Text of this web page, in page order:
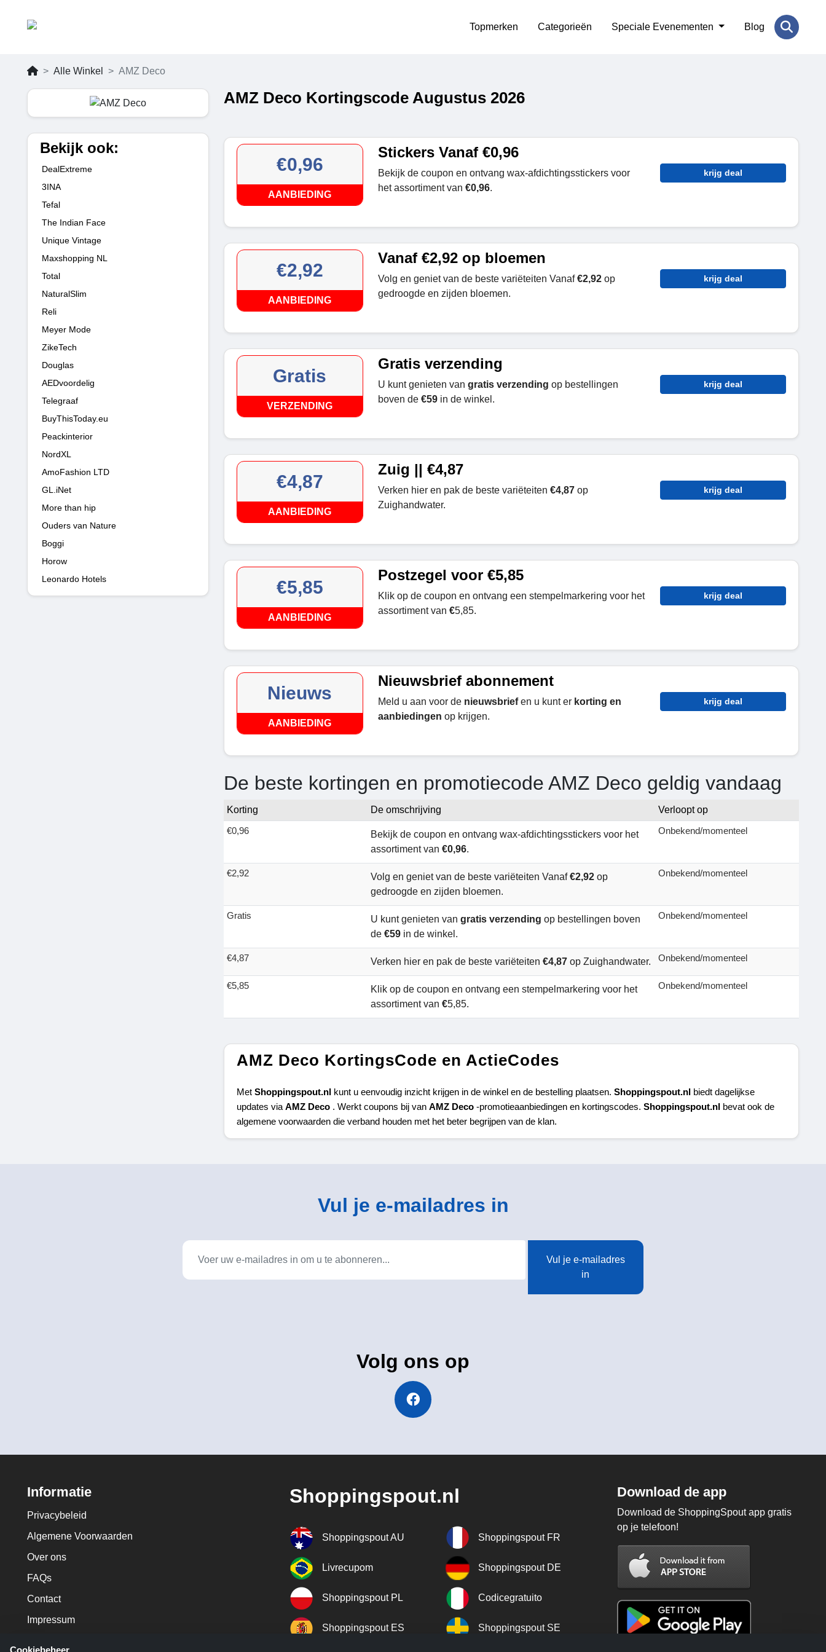
Topmerken Categorieën Speciale Evenementen Blog
Alle Winkel AMZ Deco
Bekijk ook:
DealExtreme
3INA
Tefal
The Indian Face
Unique Vintage
Maxshopping NL
Total
NaturalSlim
Reli
Meyer Mode
ZikeTech
Douglas
AEDvoordelig
Telegraaf
BuyThisToday.eu
Peackinterior
NordXL
AmoFashion LTD
GL.iNet
More than hip
Ouders van Nature
Boggi
Horow
Leonardo Hotels
AMZ Deco Kortingscode Augustus 2026
€0,96
AANBIEDING
Stickers Vanaf €0,96
Bekijk de coupon en ontvang wax-afdichtingsstickers voor
het assortiment van €0,96.
krijg deal
€2,92
AANBIEDING
Vanaf €2,92 op bloemen
Volg en geniet van de beste variëteiten Vanaf€2,92op
gedroogde en zijden bloemen.
krijg deal
Gratis
VERZENDING
Gratis verzending
U kunt genieten van gratis verzending op bestellingen
boven de €59in de winkel.
krijg deal
€4,87
AANBIEDING
Zuig || €4,87
Verken hier en pak de beste variëteiten €4,87op
Zuighandwater.
krijg deal
€5,85
AANBIEDING
Postzegel voor €5,85
Klik op de coupon en ontvang een stempelmarkering voor het
assortiment van €5,85.
krijg deal
Nieuws
AANBIEDING
Nieuwsbrief abonnement
Meld u aan voor de nieuwsbriefen u kunt er korting en
aanbiedingen op krijgen.
krijg deal
De beste kortingen en promotiecode AMZ Deco geldig vandaag
Korting De omschrijving
Verloopt op
€0,96
Bekijk de coupon en ontvang wax-afdichtingsstickers voor het
assortiment van €0,96.
Onbekend/momenteel
€2,92 Volg en geniet van de beste variëteiten Vanaf€2,92 op
gedroogde en zijden bloemen.
Onbekend/momenteel
Gratis U kunt genieten van gratis verzending op bestellingen boven
de €59 in de winkel.
Onbekend/momenteel
€4,87 Verken hier en pak de beste variëteiten €4,87 op Zuighandwater. Onbekend/momenteel
€5,85
Klik op de coupon en ontvang een stempelmarkering voor het
assortiment van €5,85.
Onbekend/momenteel
AMZ Deco KortingsCode en ActieCodes
Met Shoppingspout.nl kunt u eenvoudig inzicht krijgen in de winkel en de bestelling plaatsen. Shoppingspout.nl
biedt dagelijkse
updates via AMZ Deco . Werkt coupons bij van AMZ Deco -promotieaanbiedingen en kortingscodes. Shoppingspout.nl
bevat ook de
algemene voorwaarden die verband houden met het beter begrijpen van de klan.
Vul je e-mailadres in
Vul je e-mailadres
in
Volg ons op
Informatie
Privacybeleid
Algemene Voorwaarden
Over ons
FAQs
Contact
Impressum
Shoppingspout.nl
Shoppingspout AU Shoppingspout FR
Livrecupom Shoppingspout DE
Shoppingspout PL Codicegratuito
Shoppingspout ES Shoppingspout SE
Download de app
Download de ShoppingSpout app gratis
op je telefoon!
Cookiebeheer